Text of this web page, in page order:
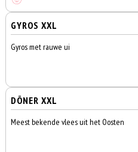
GYROS XXL
Gyros met rauwe ui
DÖNER XXL
Meest bekende vlees uit het Oosten